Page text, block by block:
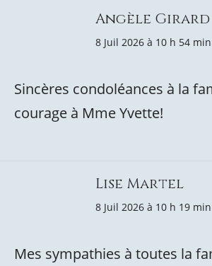
Angèle Girard
8 Juil 2026 à 10 h 54 min
Sincères condoléances à la
courage à Mme Yvette!
Lise Martel
8 Juil 2026 à 10 h 19 min
Mes sympathies à toutes la